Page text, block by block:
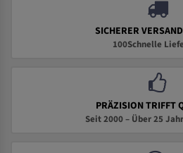
SICHERER
100Schnelle
PRÄZISION TRIFFT
Seit 2000 – Über 25